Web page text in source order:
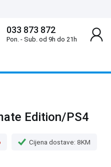
033 873 872
Pon. - Sub. od 9h do 21h
Edition/PS4
Cijena dostave: 8KM